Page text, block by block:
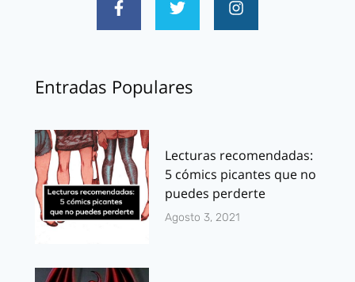
Entradas Populares
Lecturas recomendadas:
5 cómics picantes que no
puedes perderte
Agosto 3, 2021